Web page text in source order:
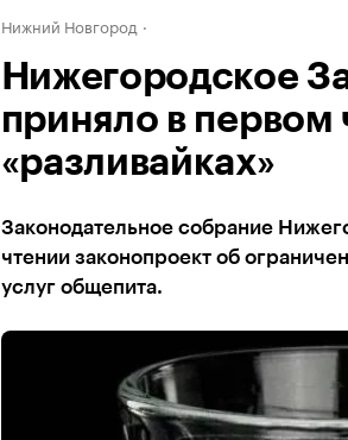
Нижний Новгород
Нижегородское
приняло в первом
«разливайках»
Законодательное собрание
чтении законопроект об
услуг общепита.